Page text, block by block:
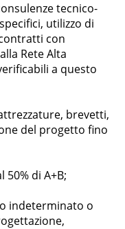
tecnico-
utilizzo di
con
Rete Alta
a questo
brevetti,
del progetto fino
di A+B;
indeterminato o